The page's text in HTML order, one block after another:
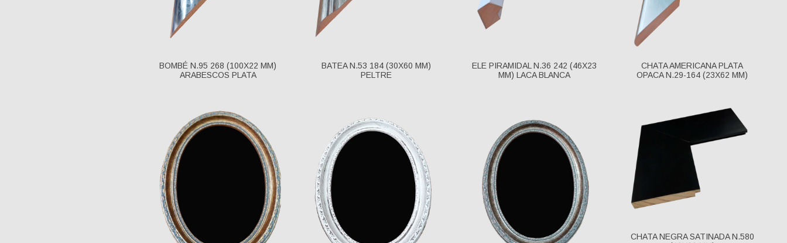
BOMBÉ N.95 268 (100X22 MM)
ARABESCOS PLATA
BATEA N.53 184 (30X60 MM)
PELTRE
ELE PIRAMIDAL N.36 242 (46X23
MM) LACA BLANCA
CHATA AMERICANA PLATA
OPACA N.29-164 (23X62 MM)
CHATA NEGRA SATINADA N.580